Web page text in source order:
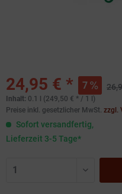
24,95 € * 7
Inhalt: 0.1 l (249,50 € * / 1 l)
Preise inkl. gesetzlicher MwSt. zzgl.
Sofort versandfertig,
Lieferzeit 3-5 Tage*